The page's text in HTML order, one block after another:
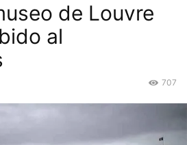
de Louvre
al
707